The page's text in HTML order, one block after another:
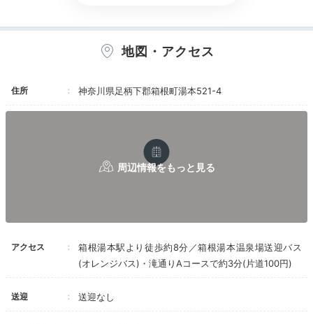
箱根湯本の天然温泉を楽しめます。露天風呂やサウナ、
水風呂もありリフレッシュできますよ
。ちなみに化粧水
等のスキンケアアメニティは無い為、お気に入りを持参
温泉はあまり特徴のない単純泉な感じでした。
地図・アクセス
住所 神奈川県足柄下郡箱根町湯本521-4
アクセス
箱根湯本駅より徒歩約8分／箱根湯本温泉場送迎バス
(オレンジバス)・滝通りAコースで約3分(片道100円)
送迎 送迎なし